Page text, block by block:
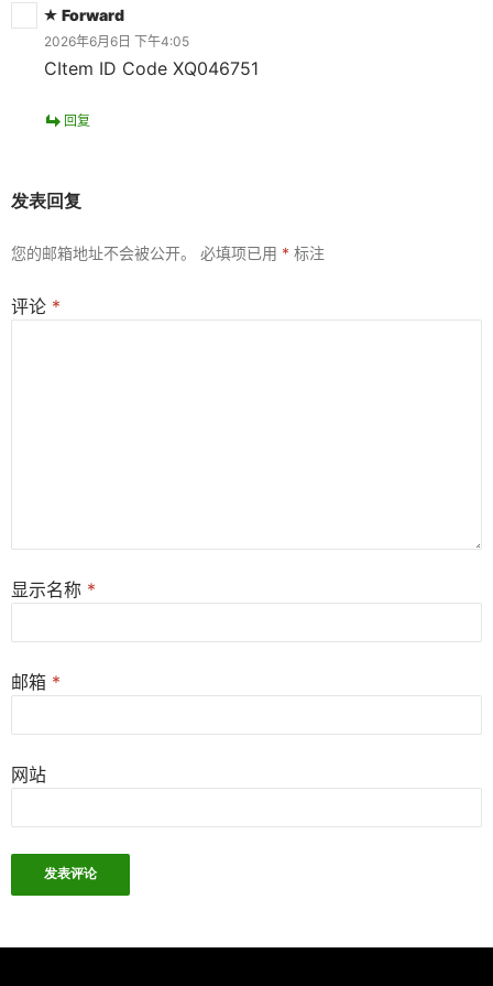
Forward
2026年6月6日 下午4:05
CItem ID Code XQ046751
回复
发表回复
您的邮箱地址不会被公开。 必填项已用 * 标注
评论 *
显示名称 *
邮箱 *
网站